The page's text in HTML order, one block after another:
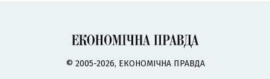
© 2005-2026, ЕКОНОМІЧНА ПРАВДА